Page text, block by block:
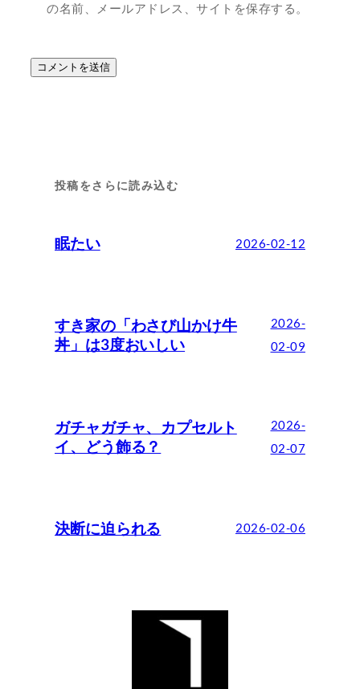
の名前、メールアドレス、サイトを保存する。
投稿をさらに読み込む
眠たい 2026-02-12
すき家の「わさび山かけ牛
丼」は3度おいしい
2026-
02-09
ガチャガチャ、カプセルト
イ、どう飾る？
2026-
02-07
決断に迫られる 2026-02-06